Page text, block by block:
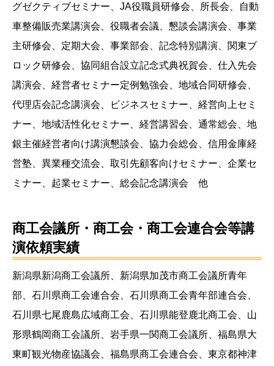
グゼクティブセミナー、JA役職員研修会、所長会、自動
車整備販売業講演会、役職者会議、懇談会講演会、事業
主研修会、定期大会、事業部会、記念特別講演、関東ブ
ロック研修会、協同組合設立記念式典祝賀会、仕入先会
講演会、経営者セミナー定例勉強会、地域合同研修会、
代理店会記念講演会、ビジネスセミナー、経営向上セミ
ナー、地域活性化セミナー、経営講習会、通常総会、地
銀主催経営者向け講演懇談会、協力会総会、信用金庫経
営塾、異業種交流会、取引先顧客向けセミナー、企業セ
ミナー、起業セミナー、総会記念講演会 他
商工会議所・商工会・商工会連合会等講
演依頼実績
新潟県新潟商工会議所、新潟県加茂市商工会議所青年
部、石川県商工会連合会、石川県商工会青年部連合会、
石川県七尾鹿島広域商工会、石川県能登鹿北商工会、山
形県鶴岡商工会議所、岩手県一関商工会議所、福島県大
東町観光物産協議会、福島県商工会連合会、東京都神津